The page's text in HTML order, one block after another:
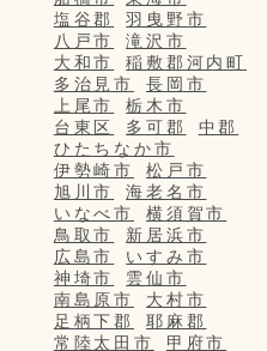
塩谷郡
羽曳野市
八戸市
滝沢市
大和市
稲敷郡河内町
多治見市
長岡市
上尾市
栃木市
台東区
多可郡
中郡
ひたちなか市
伊勢崎市
松戸市
旭川市
海老名市
いなべ市
横須賀市
鳥取市
新居浜市
広島市
いすみ市
神埼市
雲仙市
南島原市
大村市
足柄下郡
耶麻郡
常陸太田市
甲府市